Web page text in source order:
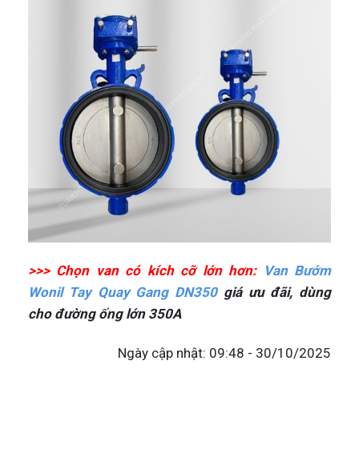
>>> Chọn van có kích cỡ lớn hơn: Van Bướm
Wonil Tay Quay Gang DN350giá ưu đãi, dùng
cho đường ống lớn 350A
Ngày cập nhật: 09:48 - 30/10/2025